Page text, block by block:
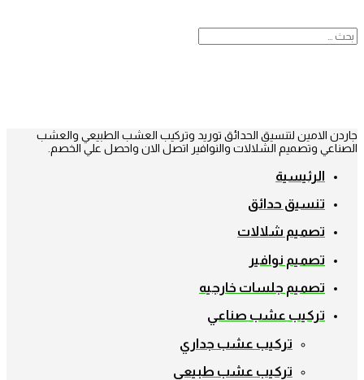
جاردن الامين لتنسيق الحدائق توريد وتركيب العشب الطبيعي والعشب
الصناعي وتصميم الشلالات والنوافير اتصل الان واحصل علي الخصم.
الرئيسية
تنسيق حدائق
تصميم شلالات
تصميم نوافير
تصميم جلسات خارجيه
تركيب عشب صناعي
تركيب عشب جداري
تركيب عشب طبيعي